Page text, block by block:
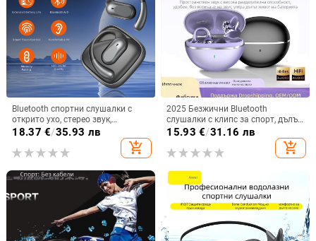
Bluetooth спортни слушалки с
открито ухо, стерео звук,
Bluetooth 5.4, обхват до 10 м,
18.37 €/35.93 лв
add_shopping_cart
2025 Безжични Bluetooth
слушалки с клипс за спорт, дълъг
живот на батерията,
шумопотискане, висококачествен
звук и комфортно носене
15.93 €/31.16 лв
add_shopping_cart